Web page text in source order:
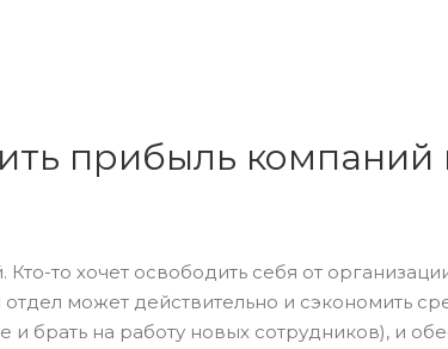
прибыль
то хочет освободить себя от
может действительно и сэкономить
брать на работу новых сотрудников), и